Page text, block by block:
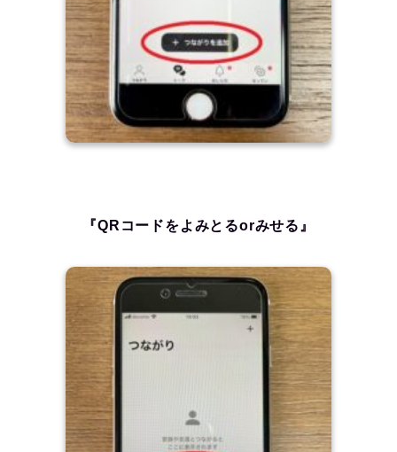
『QRコードをよみとるorみせる』